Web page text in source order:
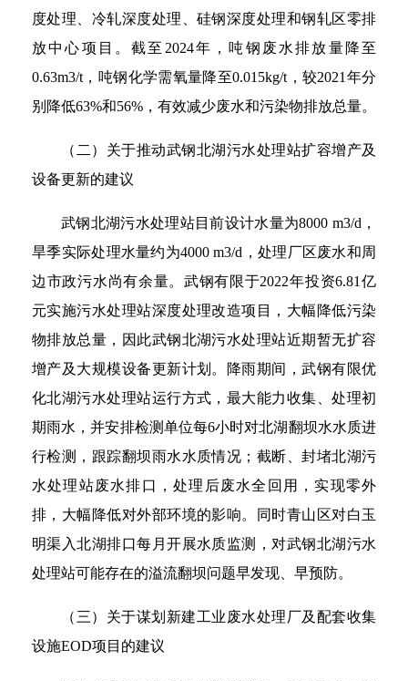
度处理、冷轧深度处理、硅钢深度处理和钢轧区零排
放中心项目。截至2024年，吨钢废水排放量降至
0.63m3/t，吨钢化学需氧量降至0.015kg/t，较2021年分
别降低63%和56%，有效减少废水和污染物排放总量。
（二）关于推动武钢北湖污水处理站扩容增产及
设备更新的建议
武钢北湖污水处理站目前设计水量为8000 m3/d，
旱季实际处理水量约为4000 m3/d，处理厂区废水和周
边市政污水尚有余量。武钢有限于2022年投资6.81亿
元实施污水处理站深度处理改造项目，大幅降低污染
物排放总量，因此武钢北湖污水处理站近期暂无扩容
增产及大规模设备更新计划。降雨期间，武钢有限优
化北湖污水处理站运行方式，最大能力收集、处理初
期雨水，并安排检测单位每6小时对北湖翻坝水水质进
行检测，跟踪翻坝雨水水质情况；截断、封堵北湖污
水处理站废水排口，处理后废水全回用，实现零外
排，大幅降低对外部环境的影响。同时青山区对白玉
明渠入北湖排口每月开展水质监测，对武钢北湖污水
处理站可能存在的溢流翻坝问题早发现、早预防。
（三）关于谋划新建工业废水处理厂及配套收集
设施EOD项目的建议